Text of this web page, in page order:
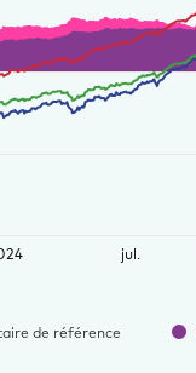
de référence
jul.